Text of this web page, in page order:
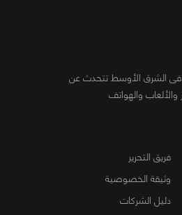
فى الشرق الأوسط تتحدث عن
والهواتف
فريق التحرير
وثيقة الخصوصية
دليل الشركات